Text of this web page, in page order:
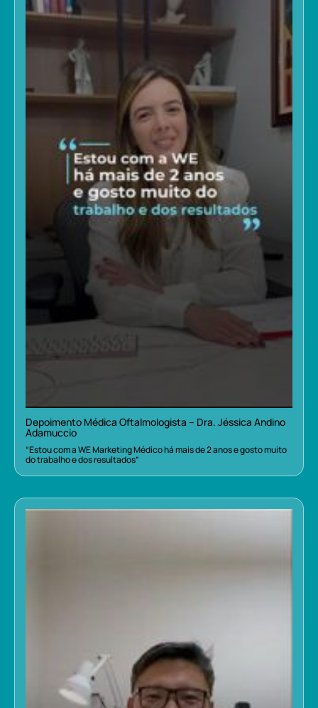
Depoimento Médica Oftalmologista – Dra. Jéssica Andino
Adamuccio
“Estou com a WE Marketing Médico há mais de 2 anos e gosto muito
do trabalho e dos resultados”